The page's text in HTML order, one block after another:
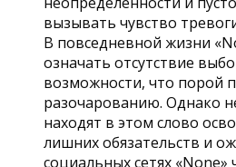
вызывать чувство
В повседневной жизни
означать отсутствие
возможности, что порой
разочарованию. Однако
находят в этом слово
лишних обязательств и
социальных сетях «None»